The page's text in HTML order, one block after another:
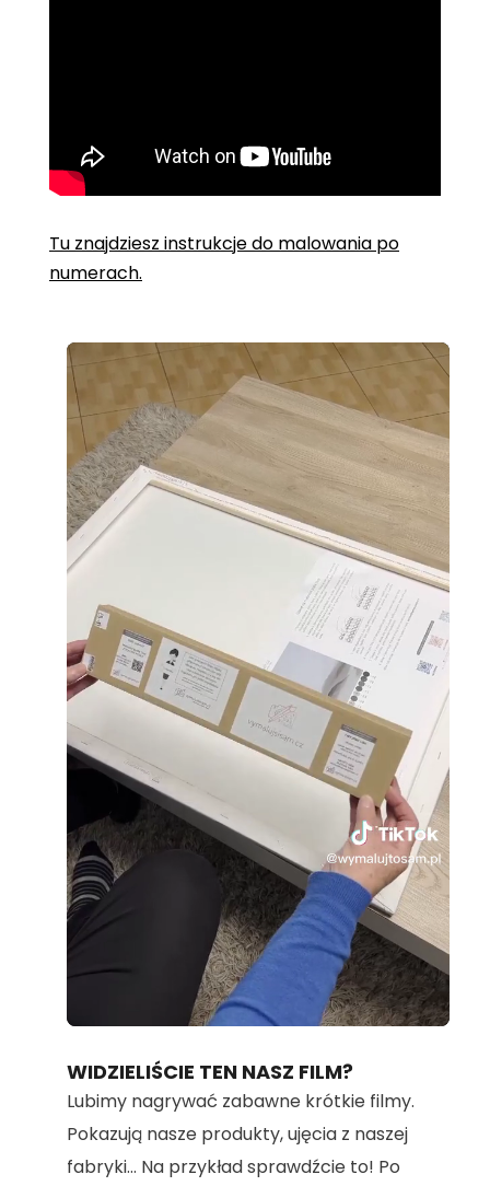
Tu znajdziesz instrukcje do malowania po
numerach.
Loaded:
70.36%
WIDZIELIŚCIE TEN NASZ FILM?
Lubimy nagrywać zabawne krótkie filmy.
Pokazują nasze produkty, ujęcia z naszej
fabryki... Na przykład sprawdźcie to! Po